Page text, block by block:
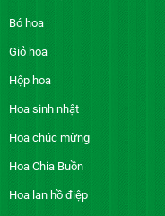
Bó hoa
Giỏ hoa
Hộp hoa
Hoa sinh nhật
Hoa chúc mừng
Hoa Chia Buồn
Hoa lan hồ điệp